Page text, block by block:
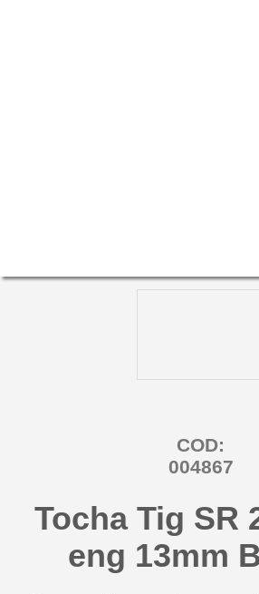
COD:
004867
Tocha Tig SR
eng 13mm